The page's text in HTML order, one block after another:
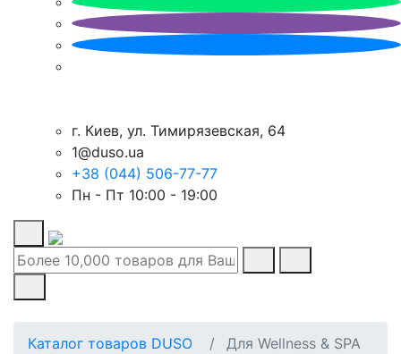
г. Киев, ул. Тимирязевская, 64
1@duso.ua
+38 (044) 506-77-77
Пн - Пт 10:00 - 19:00
Каталог товаров DUSO Для Wellness & SPA